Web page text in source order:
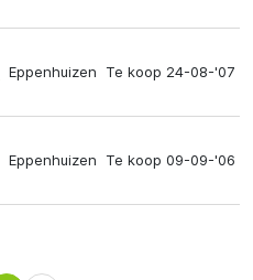
Eppenhuizen Te koop 24-08-'07
Eppenhuizen Te koop 09-09-'06